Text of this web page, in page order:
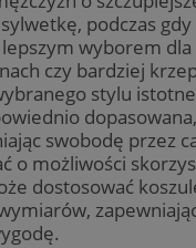
podczas
wyborem
czy bardziej
stylu
swobodę przez
o możliwości
dostosować